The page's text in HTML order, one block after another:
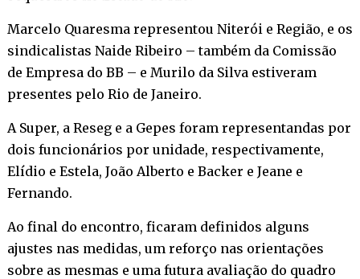
Marcelo Quaresma representou Niterói e Região, e os
sindicalistas Naide Ribeiro – também da Comissão
de Empresa do BB – e Murilo da Silva estiveram
presentes pelo Rio de Janeiro.
A Super, a Reseg e a Gepes foram representandas por
dois funcionários por unidade, respectivamente,
Elídio e Estela, João Alberto e Backer e Jeane e
Fernando.
Ao final do encontro, ficaram definidos alguns
ajustes nas medidas, um reforço nas orientações
sobre as mesmas e uma futura avaliação do quadro